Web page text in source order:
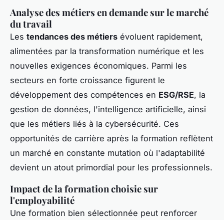
Analyse des métiers en demande sur le marché
du travail
Les tendances des métiers évoluent rapidement,
alimentées par la transformation numérique et les
nouvelles exigences économiques. Parmi les
secteurs en forte croissance figurent le
développement des compétences en ESG/RSE, la
gestion de données, l'intelligence artificielle, ainsi
que les métiers liés à la cybersécurité. Ces
opportunités de carrière après la formation reflètent
un marché en constante mutation où l'adaptabilité
devient un atout primordial pour les professionnels.
Impact de la formation choisie sur
l'employabilité
Une formation bien sélectionnée peut renforcer